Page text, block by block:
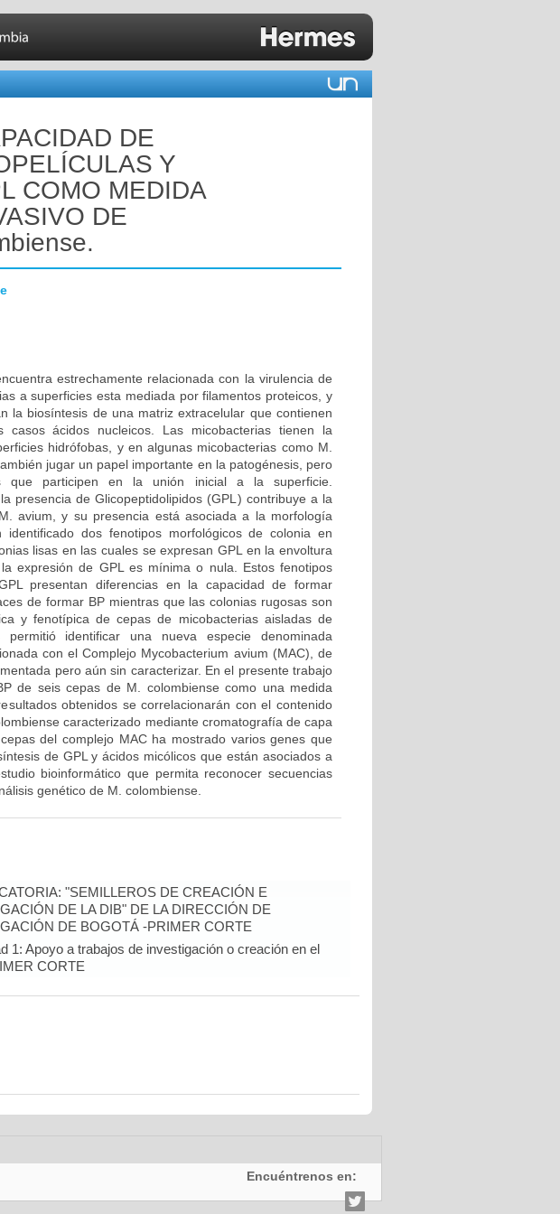
DE
Y
COMO MEDIDA
DE
estrechamente relacionada con la virulencia de
a superficies esta mediada por filamentos proteicos, y
la biosíntesis de una matriz extracelular que contienen
casos ácidos nucleicos. Las micobacterias tienen la
hidrófobas, y en algunas micobacterias como M.
jugar un papel importante en la patogénesis, pero
que participen en la unión inicial a la superficie.
presencia de Glicopeptidolipidos (GPL) contribuye a la
avium, y su presencia está asociada a la morfología
dos fenotipos morfológicos de colonia en
lisas en las cuales se expresan GPL en la envoltura
expresión de GPL es mínima o nula. Estos fenotipos
presentan diferencias en la capacidad de formar
de formar BP mientras que las colonias rugosas son
y fenotípica de cepas de micobacterias aisladas de
permitió identificar una nueva especie denominada
con el Complejo Mycobacterium avium (MAC), de
pero aún sin caracterizar. En el presente trabajo
de seis cepas de M. colombiense como una medida
obtenidos se correlacionarán con el contenido
caracterizado mediante cromatografía de capa
del complejo MAC ha mostrado varios genes que
de GPL y ácidos micólicos que están asociados a
bioinformático que permita reconocer secuencias
genético de M. colombiense.
"SEMILLEROS DE CREACIÓN E
DE LA DIB" DE LA DIRECCIÓN DE
DE BOGOTÁ -PRIMER CORTE
1: Apoyo a trabajos de investigación o creación en el
CORTE
Encuéntrenos en: